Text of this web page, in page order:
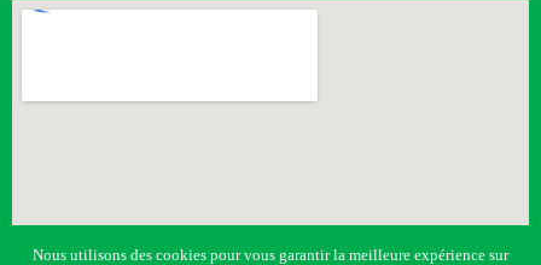
Nous utilisons des cookies pour vous garantir la meilleure expérience sur